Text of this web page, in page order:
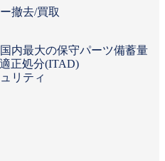
撤去/買取
国内最大の保守パーツ備蓄量
正処分(ITAD)
リティ